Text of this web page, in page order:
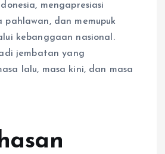
mengapresiasi
dan memupuk
kebanggaan nasional.
jembatan yang
lalu, masa kini, dan masa